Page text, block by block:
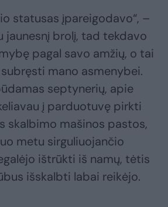
statusas įpareigodavo“, –
jaunesnį brolį, tad tekdavo
pagal savo amžių, o tai
mano asmenybei.
septynerių, apie
į parduotuvę pirkti
skalbimo mašinos pastos,
metu sirguliuojančio
ištrūkti iš namų, tėtis
išskalbti labai reikėjo.